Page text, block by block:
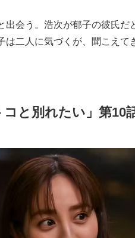
出会う。浩次が郁子の彼氏だ
は二人に気づくが、聞こえて
コと別れたい」第10